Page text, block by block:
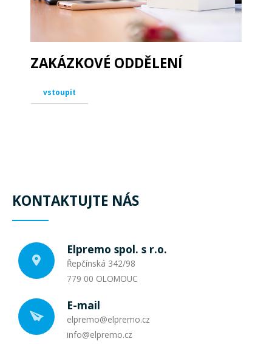
ZAKÁZKOVÉ ODDĚLENÍ
vstoupit
KONTAKTUJTE NÁS
Elpremo spol. s r.o.
Řepčínská 342/98
779 00 OLOMOUC
E-mail
elpremo@elpremo.cz
info@elpremo.cz